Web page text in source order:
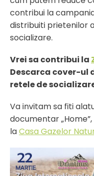
contribui la
distribuiti prietenilor
socializare.
Vrei sa contribui la
Descarca cover-ul
retele de
Va invitam sa fiti
documentar „Home”,
laCasa Gazelor